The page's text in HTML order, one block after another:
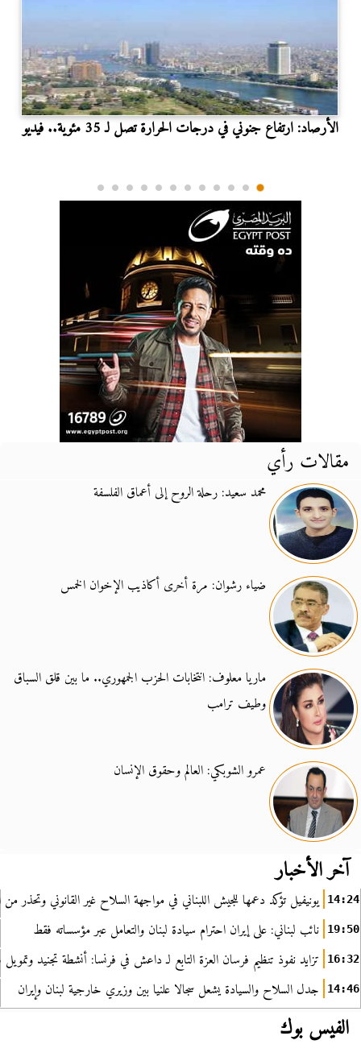
الأرصاد: ارتفاع جنوني في درجات الحرارة تصل لـ 35 مئوية.. فيديو
مقالات رأي
محمد سعيد: رحلة الروح إلى أعماق الفلسفة
ضياء رشوان: مرة أخرى أكاذيب الإخوان الخمس
ماريا معلوف: انتخابات الحزب الجمهوري.. ما بين قلق السباق
وطيف ترامب
عمرو الشوبكي: العالم وحقوق الإنسان
آخر الأخبار
14:24 يونيفيل تؤكد دعمها للجيش اللبناني في مواجهة السلاح غير القانوني وتحذر من
19:50 نائب لبناني: على إيران احترام سيادة لبنان والتعامل عبر مؤسساته فقط
16:32 تزايد نفوذ تنظيم فرسان العزة التابع لـ داعش في فرنسا: أنشطة تجنيد
14:46 جدل السلاح والسيادة يشعل سجالا علنيا بين وزيري خارجية لبنان وإيران
الفيس بوك